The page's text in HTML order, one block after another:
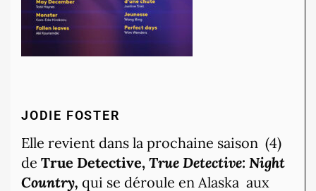
JODIE FOSTER
Elle revient dans la prochaine saison (4)
de True Detective, True Detective: Night
Country, qui se déroule en Alaska aux